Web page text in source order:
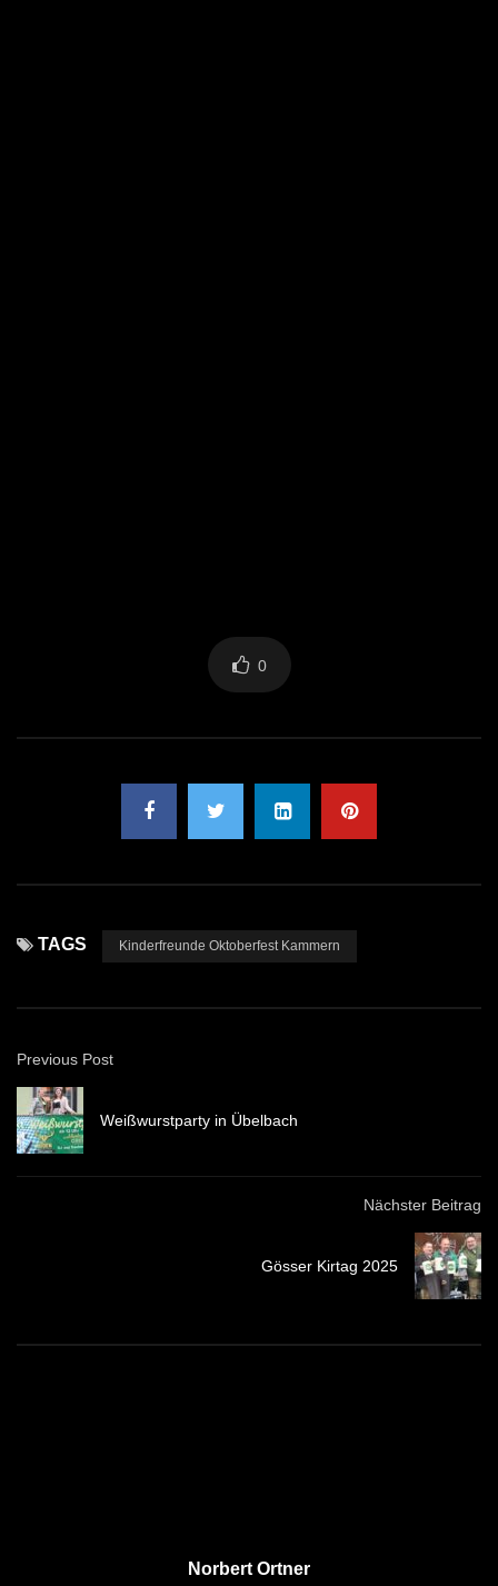
0
TAGS Kinderfreunde Oktoberfest Kammern
Previous Post
Weißwurstparty in Übelbach
Nächster Beitrag
Gösser Kirtag 2025
Norbert Ortner